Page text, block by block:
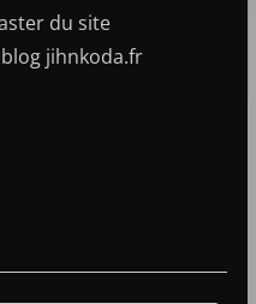
du site
jihnkoda.fr